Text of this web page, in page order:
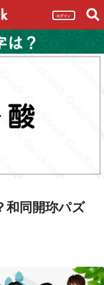
ログイン
和同開珎パズ